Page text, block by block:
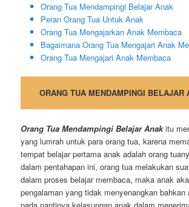
Orang Tua Mendampingi Belajar Anak
Peran Orang Tua Untuk Anak
Orang Tua Mengajarkan Anak Membaca
Bagaimana Orang Tua Mengajari Anak
Orang Tua Mengajari Anak Membaca
ORANG TUA MENDAMPINGI BELAJAR
Orang Tua Mendampingi Belajar Anakitu
yang lumrah untuk para orang tua, karena
tempat belajar pertama anak adalah orang
dalam pentahapan ini, orang tua melakukan
dalam proses belajar membaca, maka anak
pengalaman yang tidak menyenangkan bahkan